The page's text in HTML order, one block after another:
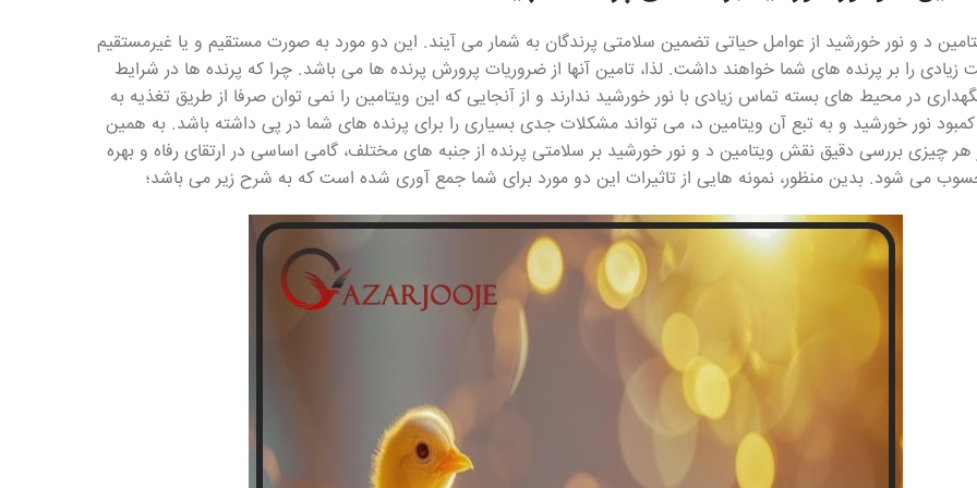
د و نور خورشید از عوامل حیاتی تضمین سلامتی پرندگان به شمار می آیند. این دو مورد به صورت مستقیم و یا غیرمستقیم
زیادی را بر پرنده های شما خواهند داشت. لذا، تامین آنها از ضروریات پرورش پرنده ها می باشد. چرا که پرنده ها در شرایط
در محیط های بسته تماس زیادی با نور خورشید ندارند و از آنجایی که این ویتامین را نمی توان صرفا از طریق تغذیه به
نور خورشید و به تبع آن ویتامین د، می تواند مشکلات جدی بسیاری را برای پرنده های شما در پی داشته باشد. به همین
هر چیزی بررسی دقیق نقش ویتامین د و نور خورشید بر سلامتی پرنده از جنبه های مختلف، گامی اساسی در ارتقای رفاه و بهره
می شود. بدین منظور، نمونه هایی از تاثیرات این دو مورد برای شما جمع آوری شده است که به شرح زیر می باشد؛